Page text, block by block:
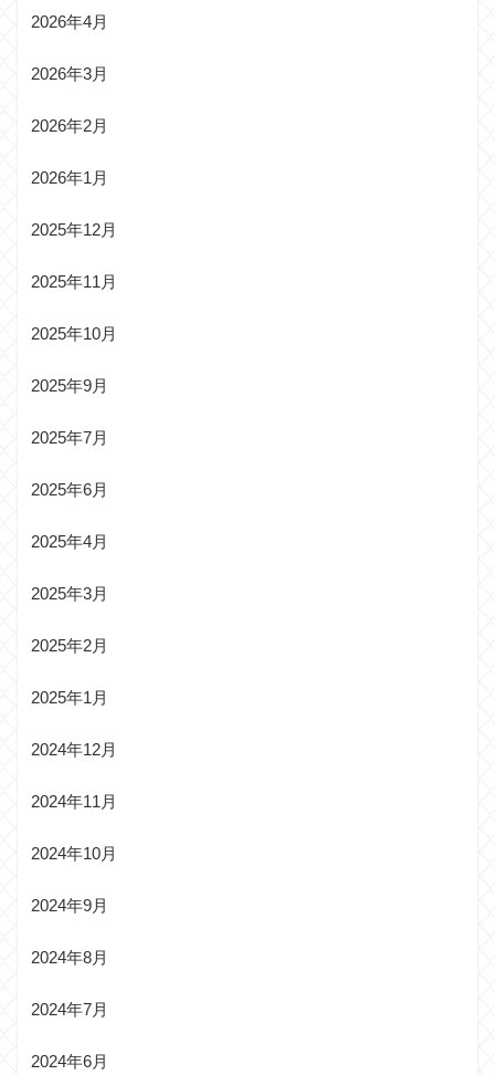
2026年4月
2026年3月
2026年2月
2026年1月
2025年12月
2025年11月
2025年10月
2025年9月
2025年7月
2025年6月
2025年4月
2025年3月
2025年2月
2025年1月
2024年12月
2024年11月
2024年10月
2024年9月
2024年8月
2024年7月
2024年6月